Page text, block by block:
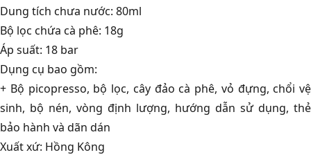
Dung tích chưa nước: 80ml
Bộ lọc chứa cà phê: 18g
Áp suất: 18 bar
Dụng cụ bao gồm:
+ Bộ picopresso, bộ lọc, cây đảo cà phê, vỏ đựng, chổi vệ
sinh, bộ nén, vòng định lượng, hướng dẫn sử dụng, thẻ
bảo hành và dãn dán
Xuất xứ: Hồng Kông